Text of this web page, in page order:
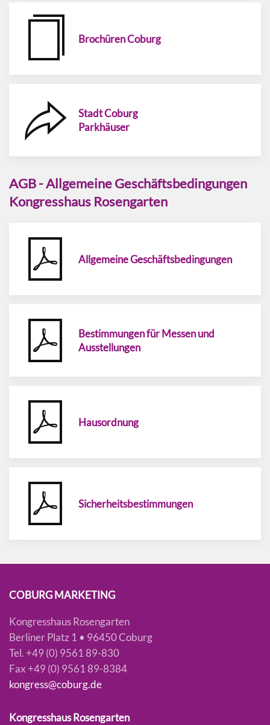
Brochüren Coburg
Stadt Coburg
Parkhäuser
AGB - Allgemeine Geschäftsbedingungen
Kongresshaus Rosengarten
Allgemeine Geschäftsbedingungen
Bestimmungen für Messen und
Ausstellungen
Hausordnung
Sicherheitsbestimmungen
COBURG MARKETING
Kongresshaus Rosengarten
Berliner Platz 1 • 96450 Coburg
Tel. +49 (0) 9561 89-830
Fax +49 (0) 9561 89-8384
kongress@coburg.de
Kongresshaus Rosengarten